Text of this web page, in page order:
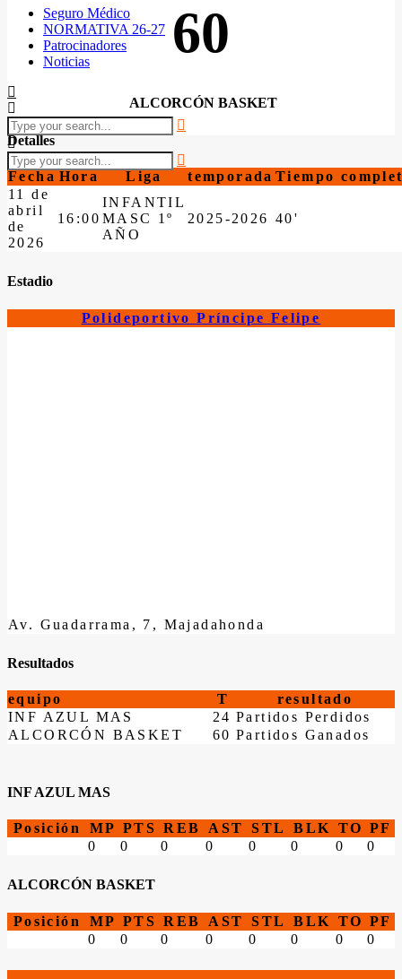
Seguro Médico
NORMATIVA 26-27
Patrocinadores
Noticias
60
ALCORCÓN BASKET
Detalles
Fecha Hora Liga temporada Tiempo
11 de
abril
de
2026
16:00
INFANTIL
MASC 1º
AÑO
2025-2026 40'
Estadio
Polideportivo Príncipe Felipe
Av. Guadarrama, 7, Majadahonda
Resultados
equipo T
resultado
INF AZUL MAS
24 Partidos Perdidos
ALCORCÓN BASKET
60 Partidos Ganados
INF AZUL MAS
Posición MP PTS REB AST STL BLK TO PF
0
0 0 0 0 0 0 0
ALCORCÓN BASKET
Posición MP PTS REB AST STL BLK TO PF
0
0 0 0 0 0 0 0